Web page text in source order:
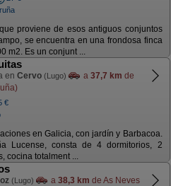
proviene de esos antiguos conjuntos
se encuentra en una frondosa finca
m2. Es un conjunt ...
en Cervo (Lugo) a 37,7 km de
€
en Galicia, con jardín y Barbacoa.
Lucense, consta de 4 dormitorios, 2
cocina totalment ...
(Lugo) a 38,3 km de As Neves